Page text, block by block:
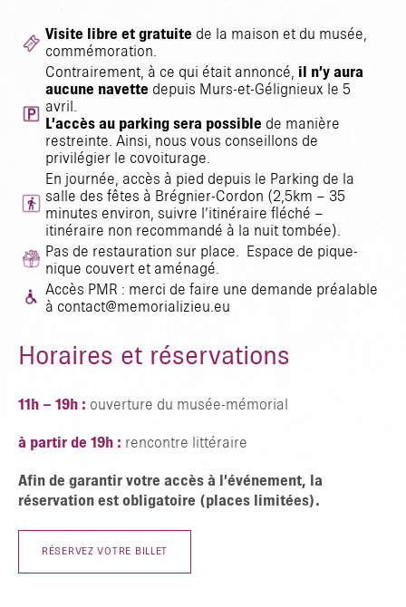
Visite libre et gratuite de la maison et du musée,
commémoration.
Contrairement, à ce qui était annoncé, il n’y aura
aucune navette depuis Murs-et-Gélignieux le 5
avril.
L’accès au parking sera possible de manière
restreinte. Ainsi, nous vous conseillons de
privilégier le covoiturage.
En journée, accès à pied depuis le Parking de la
salle des fêtes à Brégnier-Cordon (2,5km – 35
minutes environ, suivre l’itinéraire fléché –
itinéraire non recommandé à la nuit tombée).
Pas de restauration sur place. Espace de pique-
nique couvert et aménagé.
Accès PMR : merci de faire une demande préalable
à contact@memorializieu.eu
Horaires et réservations
11h – 19h : ouverture du musée-mémorial
à partir de 19h : rencontre littéraire
Afin de garantir votre accès à l’événement, la
réservation est obligatoire (places limitées).
RÉSERVEZ VOTRE BILLET